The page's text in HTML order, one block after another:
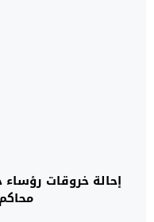
إحالة خروقات